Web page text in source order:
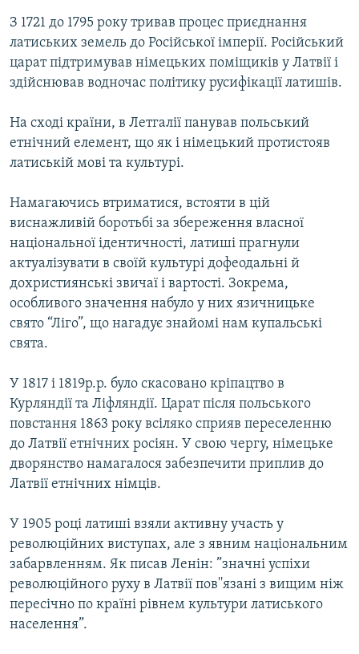
З 1721 до 1795 року тривав процес приєднання
латиських земель до Російської імперії. Російський
царат підтримував німецьких поміщиків у Латвії і
здійснював водночас політику русифікації латишів.
На сході країни, в Летгалії панував польський
етнічний елемент, що як і німецький протистояв
латиській мові та культурі.
Намагаючись втриматися, встояти в цій
виснажливій боротьбі за збереження власної
національної ідентичності, латиші прагнули
актуалізувати в своїй культурі дофеодальні й
дохристиянські звичаї і вартості. Зокрема,
особливого значення набуло у них язичницьке
свято “Ліго”, що нагадує знайомі нам купальські
свята.
У 1817 і 1819р.р. було скасовано кріпацтво в
Курляндії та Ліфляндії. Царат після польського
повстання 1863 року всіляко сприяв переселенню
до Латвії етнічних росіян. У свою чергу, німецьке
дворянство намагалося забезпечити приплив до
Латвії етнічних німців.
У 1905 році латиші взяли активну участь у
революційних виступах, але з явним національним
забарвленням. Як писав Ленін: ”значні успіхи
революційного руху в Латвії пов''язані з вищим ніж
пересічно по країні рівнем культури латиського
населення”.